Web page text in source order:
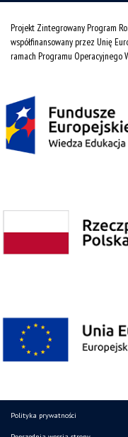
Projekt Zintegrowany Program
współfinansowany przez Unię
ramach Programu Operacyjnego
Polityka prywatności